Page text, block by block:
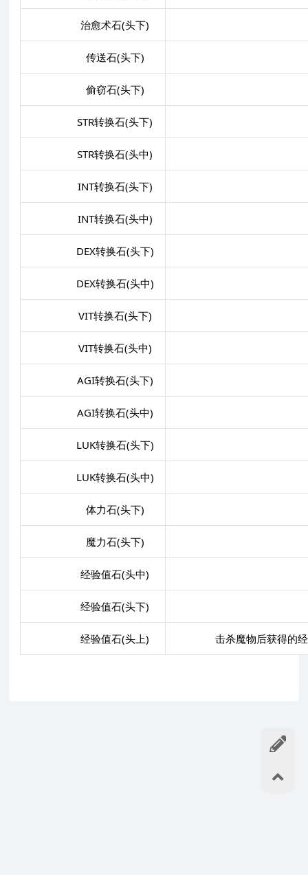
治愈术石(头下)
传送石(头下)
偷窃石(头下)
STR转换石(头下)
STR转换石(头中)
INT转换石(头下)
INT转换石(头中)
DEX转换石(头下)
DEX转换石(头中)
VIT转换石(头下)
VIT转换石(头中)
AGI转换石(头下)
AGI转换石(头中)
LUK转换石(头下)
LUK转换石(头中)
体力石(头下)
魔力石(头下)
经验值石(头中)
经验值石(头下)
经验值石(头上) 击杀魔物后获得的经验值